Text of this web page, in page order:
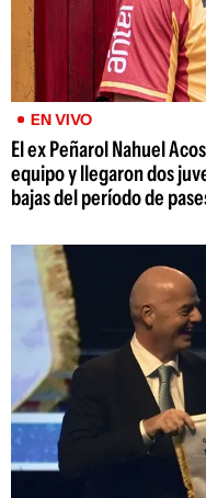
EN VIVO
El ex Peñarol Nahuel
equipo y llegaron dos
bajas del período de